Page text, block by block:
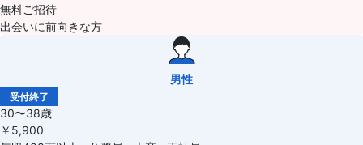
無料ご招待
出会いに前向きな方
男性
受付終了
30〜38歳
￥5,900